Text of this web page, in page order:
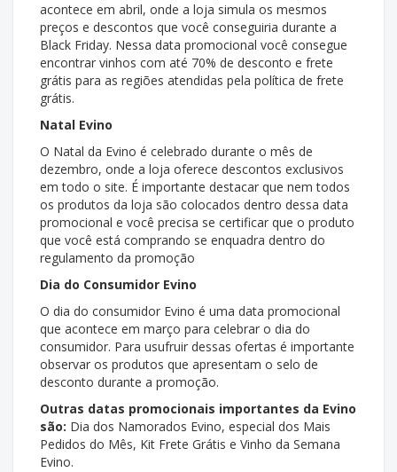
acontece em abril, onde a loja simula os mesmos
preços e descontos que você conseguiria durante a
Black Friday. Nessa data promocional você consegue
encontrar vinhos com até 70% de desconto e frete
grátis para as regiões atendidas pela política de frete
grátis.
Natal Evino
O Natal da Evino é celebrado durante o mês de
dezembro, onde a loja oferece descontos exclusivos
em todo o site. É importante destacar que nem todos
os produtos da loja são colocados dentro dessa data
promocional e você precisa se certificar que o produto
que você está comprando se enquadra dentro do
regulamento da promoção
Dia do Consumidor Evino
O dia do consumidor Evino é uma data promocional
que acontece em março para celebrar o dia do
consumidor. Para usufruir dessas ofertas é importante
observar os produtos que apresentam o selo de
desconto durante a promoção.
Outras datas promocionais importantes da Evino
são: Dia dos Namorados Evino, especial dos Mais
Pedidos do Mês, Kit Frete Grátis e Vinho da Semana
Evino.